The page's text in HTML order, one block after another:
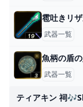
雹吐きリ
武器一覧
魚柄の盾
武器一覧
ティアキン 祠